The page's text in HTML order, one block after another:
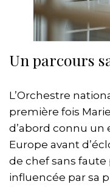
Un parcours
L’Orchestre
première fois
d’abord connu un
Europe avant
de chef sans
influencée par sa